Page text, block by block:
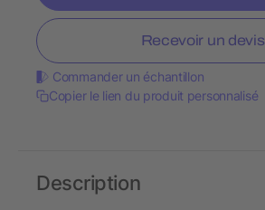
Recevoir un devis
Commander un échantillon
Copier le lien du produit personnalisé
Description